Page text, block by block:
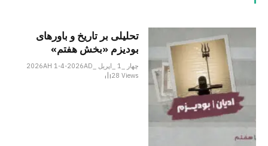
تحلیلی بر تاریخ و باورهای
بودیزم «بخش هفتم»
چهار _1 _اپریل _2026AH 1-4-2026AD
28Views